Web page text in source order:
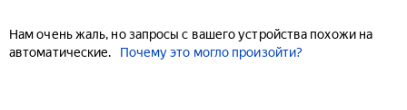
Нам очень жаль, но запросы с вашего устройства похожи на
автоматические.
Почему это могло произойти?